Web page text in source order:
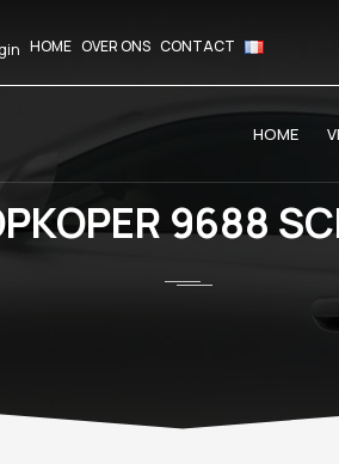
HOME OVER ONS CONTACT
HOME
9688